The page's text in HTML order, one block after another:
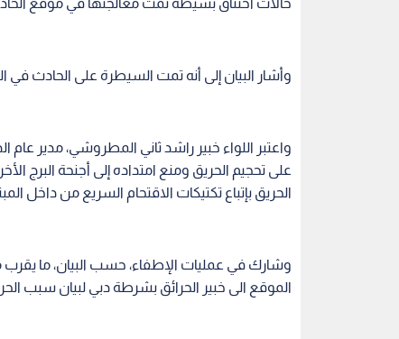
وأشار البيان إلى أنه تمت السيطرة على الحادث في الساعة 4:24 وانتهى الحادث في الساعة
واعتبر اللواء خبير راشد ثاني المطروشي، مدير عام
على تحجيم الحريق ومنع امتداده إلى أجنحة البرج
الحريق بإتباع تكتيكات الاقتحام السريع من داخل
وشارك في عمليات الإطفاء، حسب البيان، ما
الموقع الى خبير الحرائق بشرطة دبي لبيان سبب